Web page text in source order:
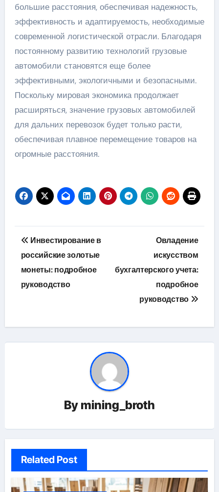
большие расстояния, обеспечивая надежность,
эффективность и адаптируемость, необходимые
современной логистической отрасли. Благодаря
постоянному развитию технологий грузовые
автомобили становятся еще более
эффективными, экологичными и безопасными.
Поскольку мировая экономика продолжает
расширяться, значение грузовых автомобилей
для дальних перевозок будет только расти,
обеспечивая плавное перемещение товаров на
огромные расстояния.
Навигация
по
записям
Инвестирование в
российские золотые
монеты: подробное
руководство
Овладение
искусством
бухгалтерского учета:
подробное
руководство
By mining_broth
Related Post